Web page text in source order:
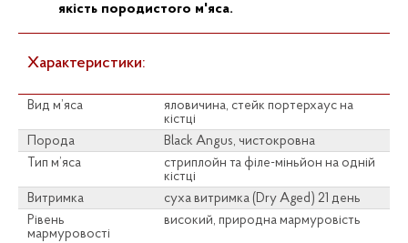
якість породистого м'яса.
Характеристики:
Вид м’яса
яловичина, стейк портерхаус на
кістці
Порода
Black Angus, чистокровна
Тип м’яса
стриплойн та філе-міньйон на одній
кістці
Витримка
суха витримка (Dry Aged) 21 день
Рівень
мармуровості
високий, природна мармуровість